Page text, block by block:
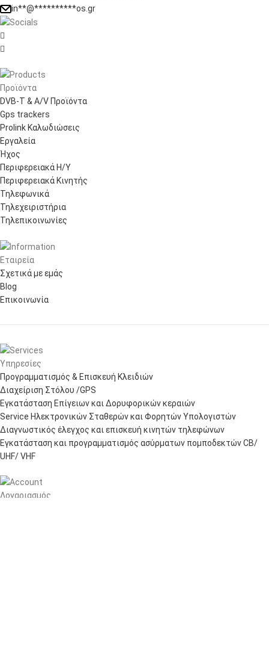
in**@**********os.gr


Προϊόντα
DVB-T & A/V Προϊόντα
Gps trackers
Prolink Καλωδιώσεις
Εργαλεία
Ήχος
Περιφερειακά Η/Υ
Περιφερειακά Κινητής
Τηλεφωνικά
Τηλεχειριστήρια
Τηλεπικοινωνίες
Εταιρεία
Σχετικά με εμάς
Blog
Επικοινωνία
Υπηρεσίες
Προγραμματισμός & Επισκευή Κλειδιών
Διαχείριση Στόλου /GPS
Εγκατάσταση Επίγειων και Δορυφορικών κεραιών
Service Ηλεκτρονικών Σταθερών και Φορητών Υπολογιστών
Διαγνωστικός έλεγχος και επισκευή κινητών τηλεφώνων
Εγκατάσταση και προγραμματισμός ασύρματων πομποδεκτών CB/
UHF/ VHF
Λογαριασμός